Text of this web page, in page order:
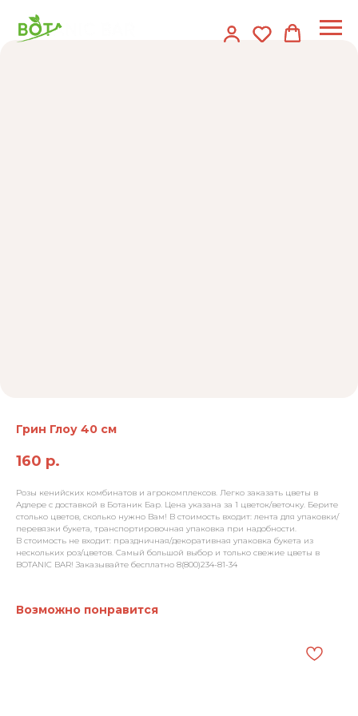
Грин Глоу 40 см
160 р.
Розы кенийских комбинатов и агрокомплексов. Легко заказать цветы в
Адлере с доставкой в Ботаник Бар. Цена указана за 1 цветок/веточку. Берите
столько цветов, сколько нужно Вам! В стоимость входит: лента для упаковки/
перевязки букета, транспортировочная упаковка при надобности.
В стоимость не входит: праздничная/декоративная упаковка букета из
нескольких роз/цветов. Самый большой выбор и только свежие цветы в
BOTANIC BAR! Заказывайте бесплатно 8(800)234-81-34
Возможно понравится